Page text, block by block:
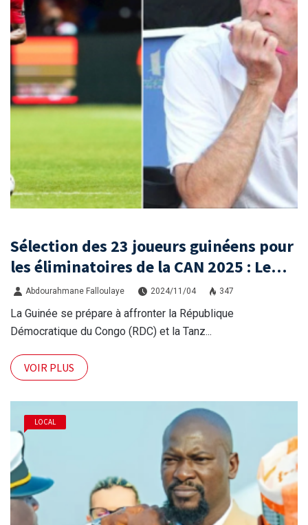
Sélection des 23 joueurs guinéens pour
les éliminatoires de la CAN 2025 : Le
retour de Julien Jeanvier
Abdourahmane Falloulaye 2024/11/04 347
La Guinée se prépare à affronter la République
Démocratique du Congo (RDC) et la Tanz...
VOIR PLUS
LOCAL